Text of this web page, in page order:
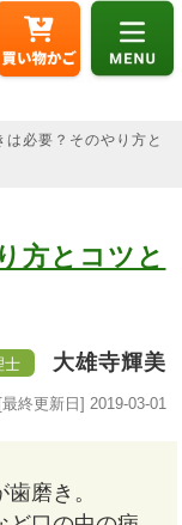
は必要？そのやり方と
方とコツと
士 大雄寺輝美
終更新日] 2019-03-01
磨き。